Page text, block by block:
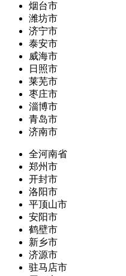
烟台市
潍坊市
济宁市
泰安市
威海市
日照市
莱芜市
枣庄市
淄博市
青岛市
济南市
全河南省
郑州市
开封市
洛阳市
平顶山市
安阳市
鹤壁市
新乡市
济源市
驻马店市